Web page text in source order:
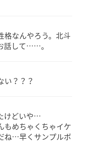
なんやろう。北斗
話して……。
い？？？
けどいや…
もめちゃくちゃイケ
ね…早くサンプルボ